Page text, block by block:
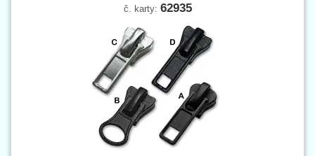
č. karty: 62935